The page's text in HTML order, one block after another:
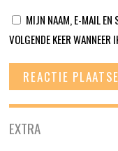
MIJN NAAM, E-MAIL EN
VOLGENDE KEER WANNEER
EXTRA